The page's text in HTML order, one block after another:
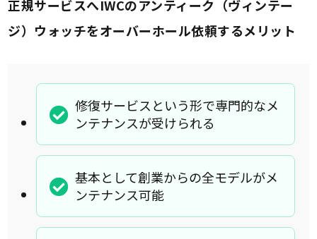
正規サービスへIWCのアンティーク（ヴィンテー
ジ）ウォッチをオーバーホール依頼するメリット
修復サービスという形で専門的なメ
ンテナンスが受けられる
基本として創業からの全モデルがメ
ンテナンス可能